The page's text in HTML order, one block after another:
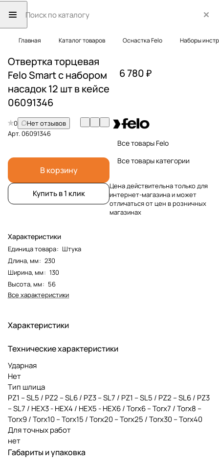
Главная Каталог товаров Оснастка Felo Наборы
Отвертка торцевая
Felo Smart с набором
насадок 12 шт в кейсе
06091346
0
Нет отзывов
Арт.06091346
В корзину
Купить в 1 клик
Характеристики
Единица товара: Штука
Длина, мм: 230
Ширина, мм: 130
Высота, мм: 56
Все характеристики
6 780 ₽
Все товары Felo
Все товары категории
Цена действительна только для
интернет-магазина и может
отличаться от цен в розничных
магазинах
Характеристики
Технические характеристики
Ударная
Нет
Тип шлица
PZ1 – SL5 / PZ2 – SL6 / PZ3 – SL7 / PZ1 – SL5 / PZ2 – SL6 / PZ3
– SL7 / HEX3 - HEX4 / HEX5 - HEX6 / Torx6 – Torx7 / Torx8 –
Torx9 / Torx10 – Torx15 / Torx20 – Torx25 / Torx30 – Torx40
Для точных работ
нет
Габариты и упаковка